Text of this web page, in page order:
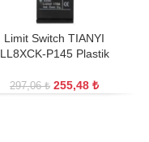
Limit Switch TIANYI
LL8XCK-P145 Plastik
297,06₺ 255,48 ₺